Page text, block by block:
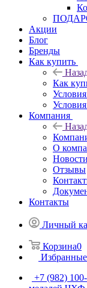
Акции
Блог
Бренды
Как купить
Как
Компания
О
Новости
Отзывы
Контакты
Личный
Корзина0
+7 (982)